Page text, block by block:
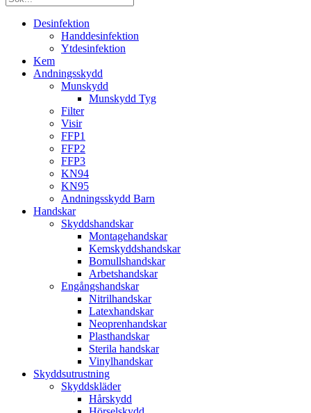
Desinfektion
Handdesinfektion
Ytdesinfektion
Kem
Andningsskydd
Munskydd
Munskydd Tyg
Filter
Visir
FFP1
FFP2
FFP3
KN94
KN95
Andningsskydd Barn
Handskar
Skyddshandskar
Montagehandskar
Kemskyddshandskar
Bomullshandskar
Arbetshandskar
Engångshandskar
Nitrilhandskar
Latexhandskar
Neoprenhandskar
Plasthandskar
Sterila handskar
Vinylhandskar
Skyddsutrustning
Skyddskläder
Hårskydd